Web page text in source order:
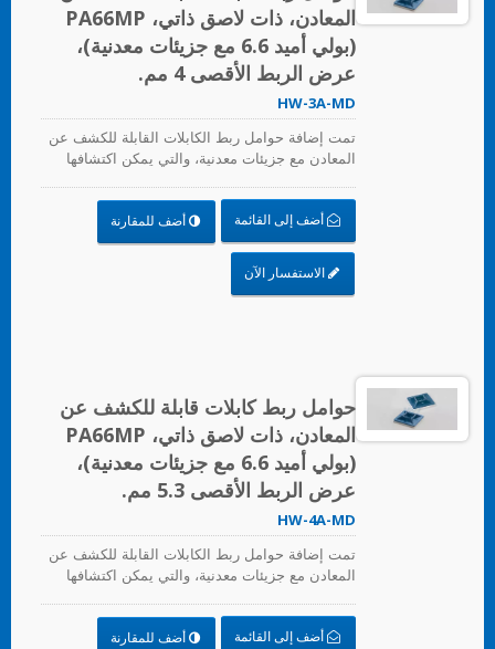
المعادن، ذات لاصق ذاتي، PA66MP
(بولي أميد 6.6 مع جزيئات معدنية)،
عرض الربط الأقصى 4 مم.
HW-3A-MD
تمت إضافة حوامل ربط الكابلات القابلة للكشف عن
المعادن مع جزيئات معدنية، والتي يمكن اكتشافها
الصغيرة يمكن اكتشافها. يمكن أن تحل بشكل رئيسي
مشكلة الملوثات والأجسام الغريبة التي تدخل العملية
في صناعة المواد الغذائية، وصناعة المشروبات،
والصناعة الدوائية والطبية. تتوافق حوامل ربط
الكابلات القابلة للكشف عن المعادن مع متطلبات
أضف إلى القائمة أضف للمقارنة
الاستفسار الآن
حوامل ربط كابلات قابلة للكشف عن
المعادن، ذات لاصق ذاتي، PA66MP
(بولي أميد 6.6 مع جزيئات معدنية)،
عرض الربط الأقصى 5.3 مم.
HW-4A-MD
تمت إضافة حوامل ربط الكابلات القابلة للكشف عن
المعادن مع جزيئات معدنية، والتي يمكن اكتشافها
الصغيرة يمكن اكتشافها. يمكن أن تحل بشكل رئيسي
مشكلة الملوثات والأجسام الغريبة التي تدخل العملية
أضف إلى القائمة أضف للمقارنة